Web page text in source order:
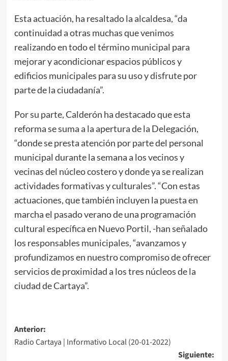
Esta actuación, ha resaltado la alcaldesa, “da
continuidad a otras muchas que venimos
realizando en todo el término municipal para
mejorar y acondicionar espacios públicos y
edificios municipales para su uso y disfrute por
parte de la ciudadanía”.
Por su parte, Calderón ha destacado que esta
reforma se suma a la apertura de la Delegación,
“donde se presta atención por parte del personal
municipal durante la semana a los vecinos y
vecinas del núcleo costero y donde ya se realizan
actividades formativas y culturales”. “Con estas
actuaciones, que también incluyen la puesta en
marcha el pasado verano de una programación
cultural específica en Nuevo Portil, -han señalado
los responsables municipales, “avanzamos y
profundizamos en nuestro compromiso de ofrecer
servicios de proximidad a los tres núcleos de la
ciudad de Cartaya”.
Anterior:
Radio Cartaya | Informativo Local (20-01-2022)
Siguiente: